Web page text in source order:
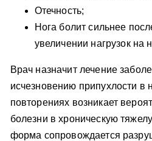
Отечность;
Нога болит сильнее
увеличении нагрузок на
Врач назначит лечение
исчезновению припухлости в
повторениях возникает
болезни в хроническую
форма сопровождается